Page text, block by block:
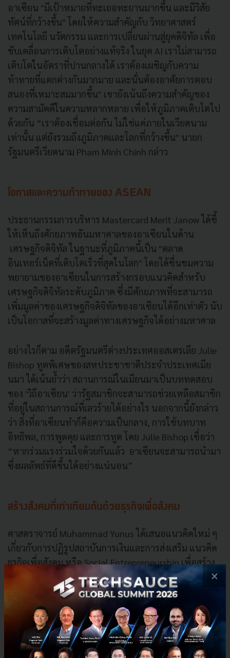
อาเซียน "มีเป้าหมายที่ทะเยอทะยานมากขึ้น และมีวิสัย
ทัศน์ที่กว้างขึ้น" โดยให้ความสำคัญกับ วิทยาศาสตร์
เทคโนโลยี นวัตกรรม และการเปลี่ยนผ่านสู่ยุคดิจิทัล เพื่อ
ขับเคลื่อนการเติบโตอย่างแท้จริง ในยุค AI เราไม่สามารถ
เติบโตในอัตราที่ปานกลางได้ เราต้องเผชิญกับความ
ท้าทายที่แตกต่างกันมากมาย และนั่นต้องอาศัยการตอบ
สนองที่เหมาะสมมากขึ้น" เขายังเน้นถึงความสำคัญของ
ความสามัคคีในความหลากหลาย เพื่อให้ภูมิภาคเติบโตไป
ด้วยกัน “เราต้องเชื่อมต่อกัน ไม่ใช่แค่ภายในเวียดนาม
เท่านั้น แต่ยังรวมถึงภูมิภาคและโลกที่กว้างขึ้น" นายก
รัฐมนตรีเวียดนาม Pham Minh Chinh กล่าว
โอกาสและความท้าทายของ ASEAN
ประธานกรรมการบริหาร Mastercard Merit Janow ได้ชี้
ให้เห็นถึงศักยภาพอันมหาศาลของอาเซียนในด้าน
เศรษฐกิจดิจิทัล ในฐานะที่ภูมิภาคนี้เป็น "ตลาด
อินเทอร์เน็ตที่เติบโตเร็วที่สุดในโลก" โดยได้ชื่นชมความ
พยายามของอาเซียนในการสร้างกรอบแนวคิดสำหรับ
เศรษฐกิจดิจิทัลระดับภูมิภาค ซึ่งมีศักยภาพที่จะสามารถ
เพิ่มมูลค่าของเศรษฐกิจดิจิทัลของอาเซียนได้อีกเท่าตัว นับ
เป็นโอกาสที่จะสร้างมูลค่าทางเศรษฐกิจได้อย่างมหาศาล
อย่างไรก็ตาม อดีตรัฐมนตรีต่างประเทศออสเตรเลีย Julie
Bishop ทูตพิเศษของสหประชาชาติประจำประเทศเมีย
นมา ได้เน้นย้ำว่า สถานการณ์ในเมียนมาเป็นบททดสอบ
ของ 'วิถีอาเซียน' ว่ารัฐสมาชิกจะสามารถช่วยเหลือสมาชิก
ที่อยู่ในสถานการณ์ที่เลวร้ายได้อย่างไร นอกจากนี้ยังกล่าว
ว่า สิ่งที่อาเซียนทำก็คือความเป็นกลาง, การใช้บทบาท
อิทธิพล, การพูดคุย และการทูต โดย Julie Bishop เชื่อว่า
“หากร่วมแรงร่วมใจด้วยกันแล้ว อาเซียนจะสามารถนำมา
ซึ่งผลลัพธ์ที่ดีขึ้นได้อย่างแน่นอน”
สร้างสังคมที่เท่าเทียมกันด้วยธุรกิจเพื่อสังคม
ศาสตราจารย์ Muhammad Yunus ได้เสนอแนวคิดใหม่ ๆ
เกี่ยวกับการปฏิรูปสถาบันการเงินและการส่งเสริม แนวคิด
ธุรกิจเพื่อสังคม หรือ Social Entrepreneurship เพื่อสร้าง
สังคมที่เท่าเทียมกันมากขึ้นในภูมิภาค เขากล่าวว่าเราควร
สร้างแนวทางของเราเอง ไม่ใช่แค่ทำตามรอยเท้าเดิม ๆ
ของตะวันตก และต้องออกแบบระบบการเงินให้เข้าถึงทุก
คน ไม่ว่าจะเป็นคนจนหรือคนรวย โดยยังเน้นว่าการศึกษา
ควรเตรียมคนให้เป็นผู้ประกอบการ ไม่ใช่แค่การหางาน
และควรสร้างสังคมที่มุ่งเน้นการแบ่งปันความมั่งคั่งและ
×